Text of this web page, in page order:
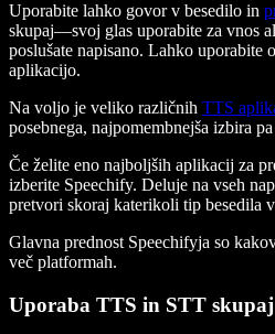
Uporabite lahko govor v besedilo in
skupaj—svoj glas uporabite za vnos
poslušate napisano. Lahko uporabite
aplikacijo.
Na voljo je veliko različnih TTS
posebnega, najpomembnejša izbira
Če želite eno najboljših aplikacij za
izberite Speechify. Deluje na vseh
pretvori skoraj katerikoli tip besedila
Glavna prednost Speechifyja so
več platformah.
Uporaba TTS in STT skupaj